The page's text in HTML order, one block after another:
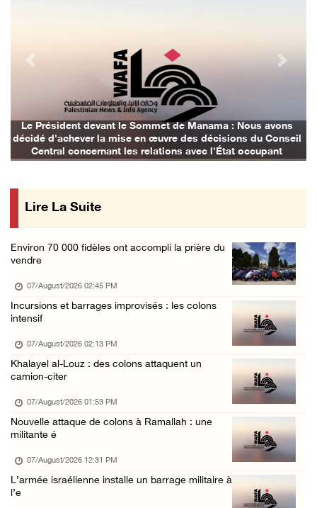
06/August/2026 11:30 PM
48 blessés depuis le début de l'offensive is ...
06/August/2026 11:04 PM
Les forces israéliennes arrêtent deux jeunes ...
06/August/2026 10:46 PM
Blessés signalés lors d'une attaque de colon ...
L'occupation étend ses raids et ses campagne ...
Le président égyptien et le roi de Bahreïn i ...
06/August/2026 08:02 PM
UNICEF : 300 enfants tués depuis le cessez-l ...
06/August/2026 07:43 PM
Deux blessés, dont un adolescent, lors d’une ...
Israël restitue la dépouille d’Alaa Sobeh, d ...
Les forces israéliennes ferment les abords d ...
le Sommet de Manama : Nous avons
mise en œuvre des décisions du Conseil
les relations avec l'État occupant
Les avions
Previous Next
Lire La Suite
Environ 70 000 fidèles ont accompli la prière du
vendre
07/August/2026 02:45 PM
Incursions et barrages improvisés : les colons
intensif
07/August/2026 02:13 PM
Khalayel al-Louz : des colons attaquent un
camion-citer
07/August/2026 01:53 PM
Nouvelle attaque de colons à Ramallah : une
militante é
07/August/2026 12:31 PM
L’armée israélienne installe un barrage militaire à
l’e